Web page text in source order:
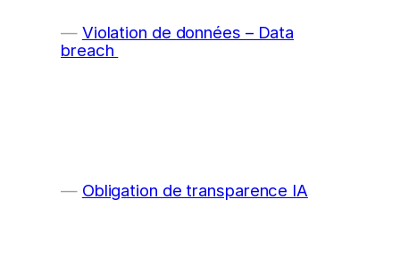
Violation de données – Data
breach
Obligation de transparence IA